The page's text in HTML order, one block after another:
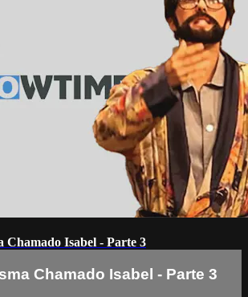
Chamado Isabel - Parte 3
Chamado Isabel - Parte 3